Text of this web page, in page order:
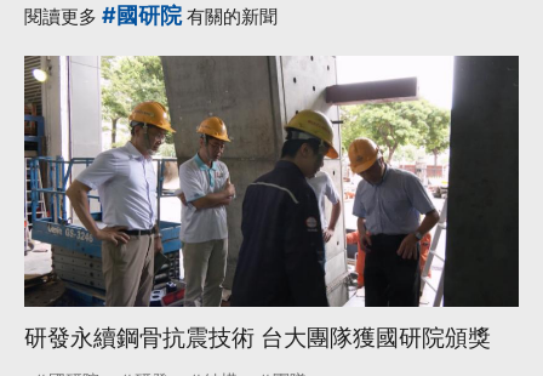
閱讀更多 #國研院有關的新聞
研發永續鋼骨抗震技術 台大團隊獲國研院頒獎